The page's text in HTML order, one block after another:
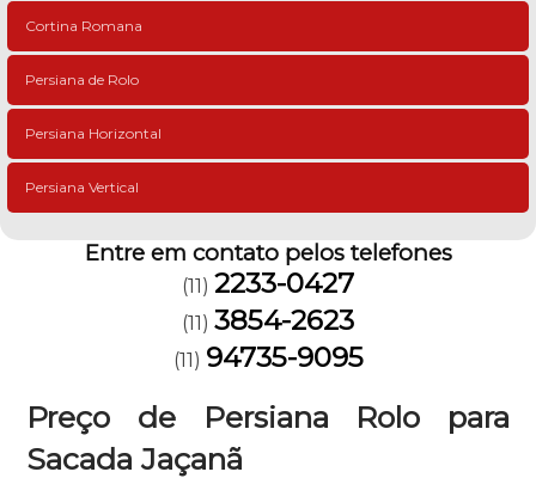
Cortina Romana
Persiana de Rolo
Persiana Horizontal
Persiana Vertical
Entre em contato pelos telefones
(11) 2233-0427
(11) 3854-2623
(11) 94735-9095
Preço de Persiana Rolo para
Sacada Jaçanã